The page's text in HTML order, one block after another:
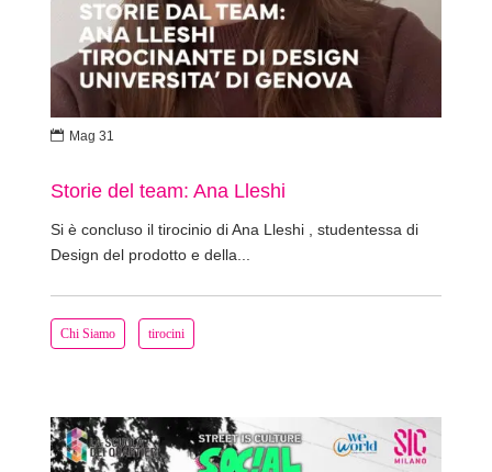
Chi Siamo tirocini
Storie del team: Ana Lleshi
Si è concluso il tirocinio di Ana Lleshi , studentessa di
Design del prodotto e della...
 Mag 31